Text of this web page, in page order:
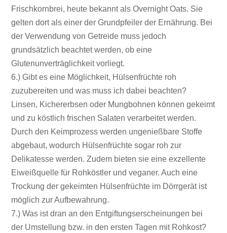
Frischkornbrei, heute bekannt als Overnight Oats. Sie
gelten dort als einer der Grundpfeiler der Ernährung. Bei
der Verwendung von Getreide muss jedoch
grundsätzlich beachtet werden, ob eine
Glutenunverträglichkeit vorliegt.
6.) Gibt es eine Möglichkeit, Hülsenfrüchte roh
zuzubereiten und was muss ich dabei beachten?
Linsen, Kichererbsen oder Mungbohnen können gekeimt
und zu köstlich frischen Salaten verarbeitet werden.
Durch den Keimprozess werden ungenießbare Stoffe
abgebaut, wodurch Hülsenfrüchte sogar roh zur
Delikatesse werden. Zudem bieten sie eine exzellente
Eiweißquelle für Rohköstler und veganer. Auch eine
Trockung der gekeimten Hülsenfrüchte im Dörrgerät ist
möglich zur Aufbewahrung.
7.) Was ist dran an den Entgiftungserscheinungen bei
der Umstellung bzw. in den ersten Tagen mit Rohkost?